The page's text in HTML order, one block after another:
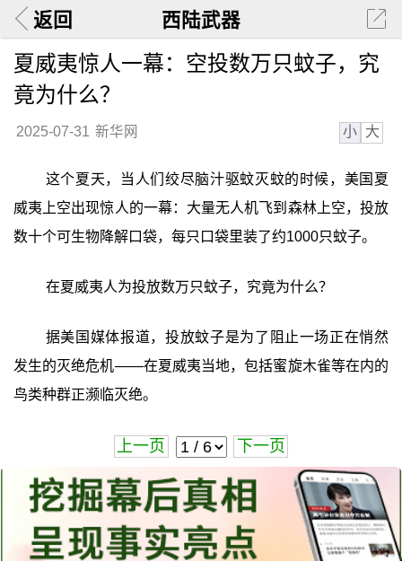
返回 西陆武器
夏威夷惊人一幕：空投数万只蚊子，究
竟为什么？
2025-07-31 新华网 小 大
这个夏天，当人们绞尽脑汁驱蚊灭蚊的时候，美国夏
威夷上空出现惊人的一幕：大量无人机飞到森林上空，投放
数十个可生物降解口袋，每只口袋里装了约1000只蚊子。
在夏威夷人为投放数万只蚊子，究竟为什么？
据美国媒体报道，投放蚊子是为了阻止一场正在悄然
发生的灭绝危机——在夏威夷当地，包括蜜旋木雀等在内的
鸟类种群正濒临灭绝。
上一页 下一页